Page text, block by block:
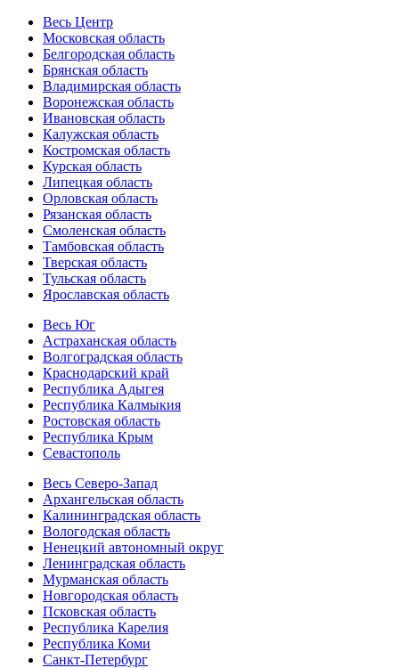
Весь Центр
Московская область
Белгородская область
Брянская область
Владимирская область
Воронежская область
Ивановская область
Калужская область
Костромская область
Курская область
Липецкая область
Орловская область
Рязанская область
Смоленская область
Тамбовская область
Тверская область
Тульская область
Ярославская область
Весь Юг
Астраханская область
Волгоградская область
Краснодарский край
Республика Адыгея
Республика Калмыкия
Ростовская область
Республика Крым
Севастополь
Весь Северо-Запад
Архангельская область
Калининградская область
Вологодская область
Ненецкий автономный округ
Ленинградская область
Мурманская область
Новгородская область
Псковская область
Республика Карелия
Республика Коми
Санкт-Петербург